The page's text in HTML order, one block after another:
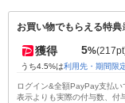
お買い物でもらえる特典
獲得 5%
うち4.5%は利用先・期間限
ログイン&全額PayPay支払い
表示よりも実際の付与数、付